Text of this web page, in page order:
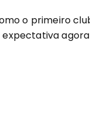
o primeiro
expectativa